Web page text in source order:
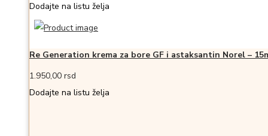
Dodajte na listu želja
Re Generation krema za bore GF i astaksantin Norel –
1.950,00 rsd
Dodajte na listu želja